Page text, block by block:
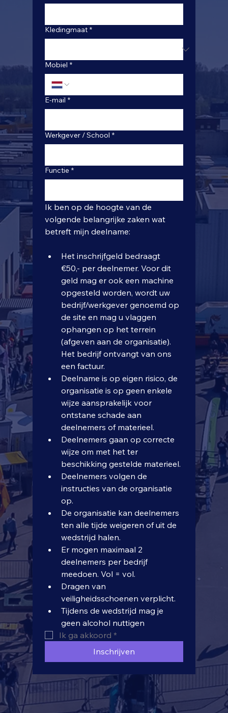
Kledingmaat *
Mobiel *
E-mail *
Werkgever / School *
Functie *
Ik ben op de hoogte van de
volgende belangrijke zaken wat
betreft mijn deelname:
Het inschrijfgeld bedraagt
€50,- per deelnemer. Voor dit
geld mag er ook een machine
opgesteld worden, wordt uw
bedrijf/werkgever genoemd op
de site en mag u vlaggen
ophangen op het terrein
(afgeven aan de organisatie).
Het bedrijf ontvangt van ons
een factuur.
Deelname is op eigen risico, de
organisatie is op geen enkele
wijze aansprakelijk voor
ontstane schade aan
deelnemers of materieel.
Deelnemers gaan op correcte
wijze om met het ter
beschikking gestelde materieel.
Deelnemers volgen de
instructies van de organisatie
op.
De organisatie kan deelnemers
ten alle tijde weigeren of uit de
wedstrijd halen.
Er mogen maximaal 2
deelnemers per bedrijf
meedoen. Vol = vol.
Dragen van
veiligheidsschoenen verplicht.
Tijdens de wedstrijd mag je
geen alcohol nuttigen
Ik ga akkoord *
Inschrijven